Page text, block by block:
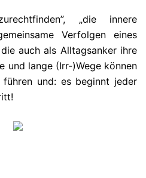
„die innere
Verfolgen eines
auch als Alltagsanker ihre
und lange (Irr-)Wege können
und: es beginnt jeder